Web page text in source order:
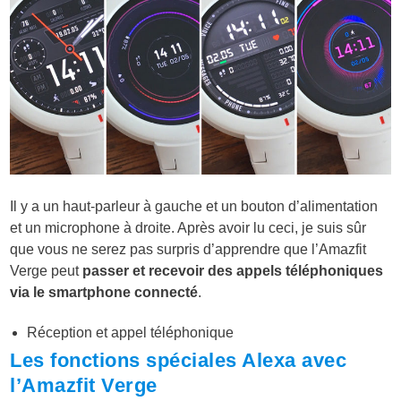
Il y a un haut-parleur à gauche et un bouton d’alimentation
et un microphone à droite. Après avoir lu ceci, je suis sûr
que vous ne serez pas surpris d’apprendre que l’Amazfit
Verge peut passer et recevoir des appels téléphoniques
via le smartphone connecté.
Réception et appel téléphonique
Les fonctions spéciales Alexa avec
l’Amazfit Verge